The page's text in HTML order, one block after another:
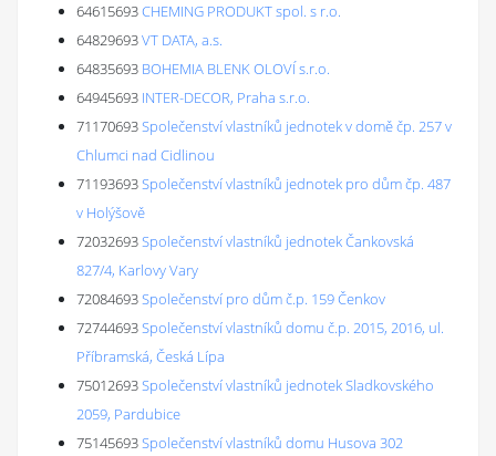
64615693CHEMING PRODUKT spol. s r.o.
64829693VT DATA, a.s.
64835693 BOHEMIA BLENK OLOVÍ s.r.o.
64945693 INTER-DECOR, Praha s.r.o.
71170693Společenství vlastníků jednotek v domě čp. 257 v
Chlumci nad Cidlinou
71193693Společenství vlastníků jednotek pro dům čp. 487
v Holýšově
72032693Společenství vlastníků jednotek Čankovská
827/4, Karlovy Vary
72084693Společenství pro dům č.p. 159 Čenkov
72744693Společenství vlastníků domu č.p. 2015, 2016, ul.
Příbramská, Česká Lípa
75012693Společenství vlastníků jednotek Sladkovského
2059, Pardubice
75145693Společenství vlastníků domu Husova 302